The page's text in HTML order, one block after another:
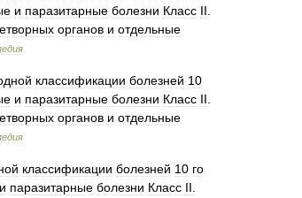
и паразитарные болезни Класс II
органов и отдельные
классификации болезней 10
и паразитарные болезни Класс II
органов и отдельные
классификации болезней 10 го
и паразитарные болезни Класс II